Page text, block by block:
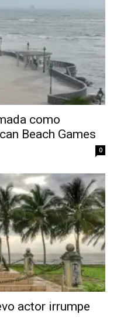
como
Beach Games
0
actor irrumpe